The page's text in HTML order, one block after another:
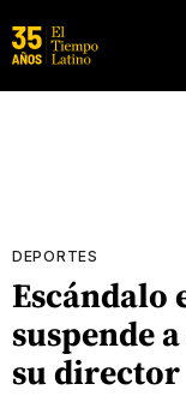
DEPORTES
Escándalo
suspende
su director